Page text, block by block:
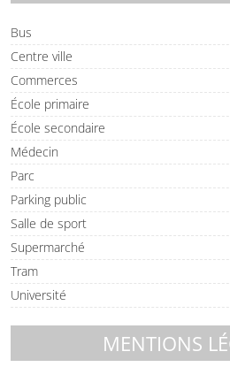
Bus
Centre ville
Commerces
École primaire
École secondaire
Médecin
Parc
Parking public
Salle de sport
Supermarché
Tram
Université
MENTIONS